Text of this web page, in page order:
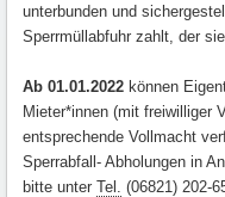
unterbunden und
Sperrmüllabfuhr zahlt, der
Ab 01.01.2022 können
Mieter*innen (mit freiwilliger
entsprechende Vollmacht
Sperrabfall- Abholungen in
bitte unter Tel. (06821) 202-